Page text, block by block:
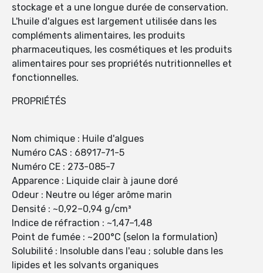
stockage et a une longue durée de conservation.
L'huile d'algues est largement utilisée dans les
compléments alimentaires, les produits
pharmaceutiques, les cosmétiques et les produits
alimentaires pour ses propriétés nutritionnelles et
fonctionnelles.
PROPRIÉTÉS
Nom chimique : Huile d'algues
Numéro CAS : 68917-71-5
Numéro CE : 273-085-7
Apparence : Liquide clair à jaune doré
Odeur : Neutre ou léger arôme marin
Densité : ~0,92–0,94 g/cm³
Indice de réfraction : ~1,47–1,48
Point de fumée : ~200°C (selon la formulation)
Solubilité : Insoluble dans l'eau ; soluble dans les
lipides et les solvants organiques